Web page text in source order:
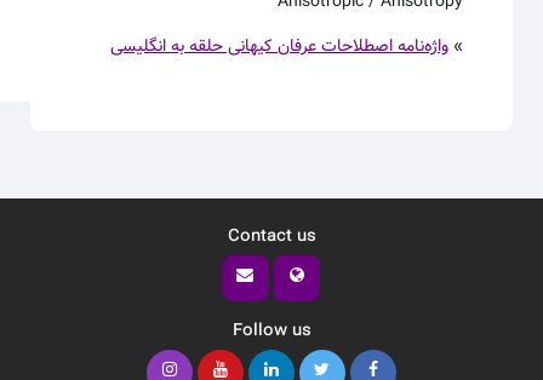
» واژه‌نامه اصطلاحات عرفان کیهانی حلقه به انگلیسی
Contact us
Follow us